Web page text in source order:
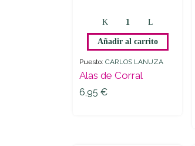
Alas
Corral
Añadir al carrito
6,95 €
Puesto: CARLOS LANUZA
Alas de Corral
6,95 €